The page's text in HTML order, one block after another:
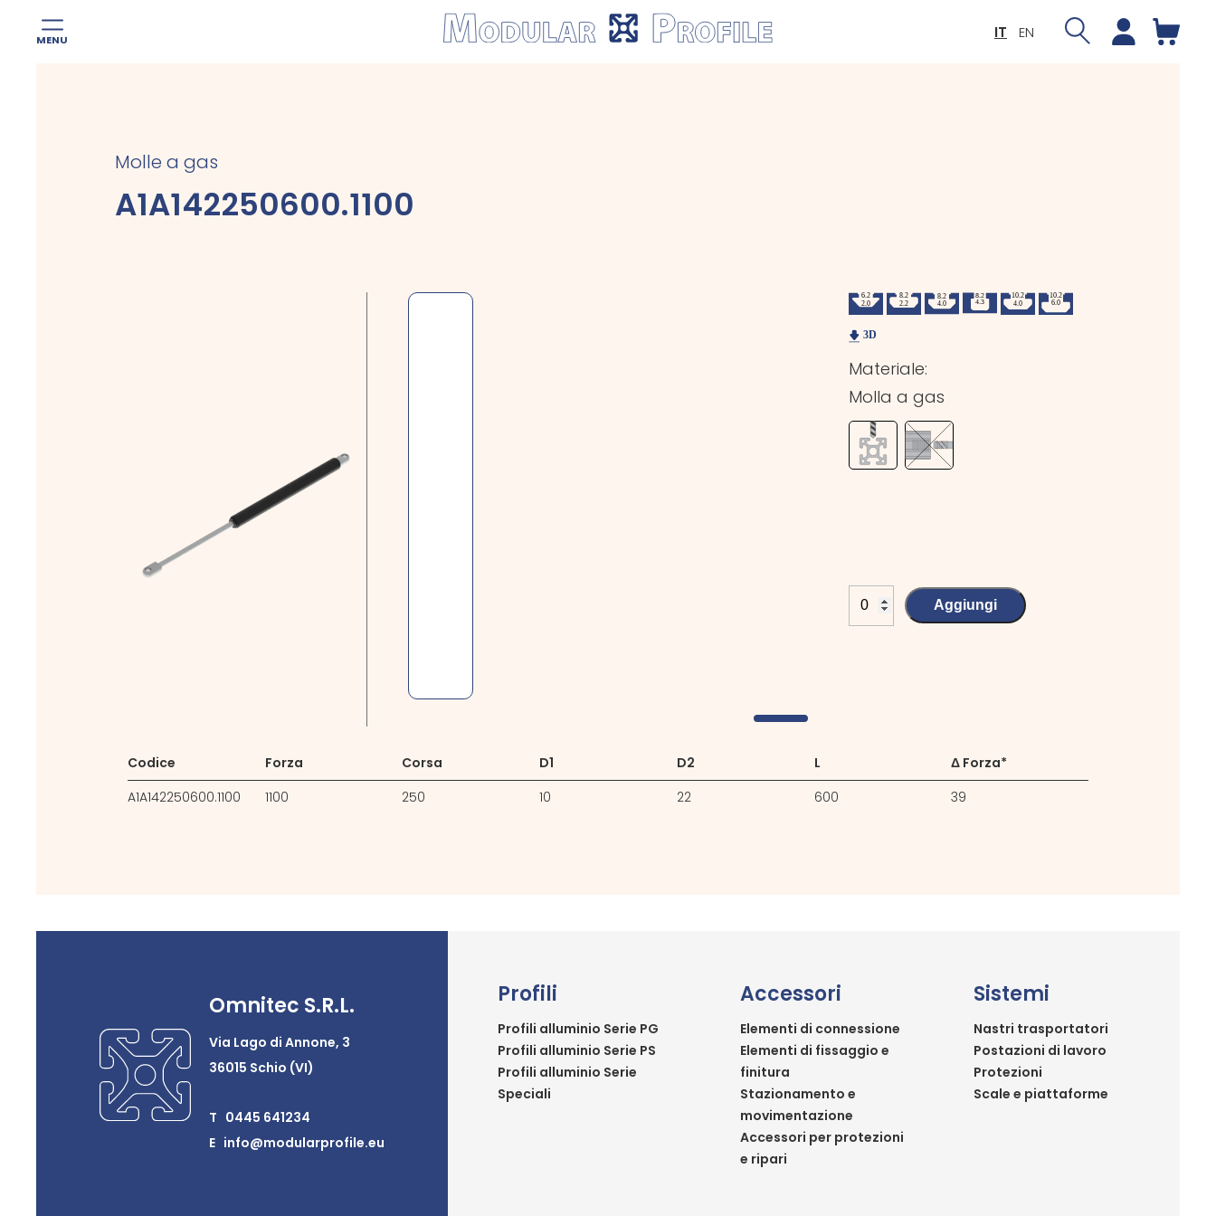
MENU IT EN
Molle a gas
A1A142250600.1100
Materiale:
Molla a gas
Aggiungi
Codice
A1A142250600.1100
Forza
1100
Corsa
250
D1
10
D2
22
L
600
Δ Forza*
39
Omnitec S.R.L.
Via Lago di Annone, 3
36015 Schio (VI)
T 0445 641234
E info@modularprofile.eu
Profili
Profili alluminio Serie PG
Profili alluminio Serie PS
Profili alluminio Serie
Speciali
Accessori
Elementi di connessione
Elementi di fissaggio e
finitura
Stazionamento e
movimentazione
Accessori per protezioni
e ripari
Sistemi
Nastri trasportatori
Postazioni di lavoro
Protezioni
Scale e piattaforme